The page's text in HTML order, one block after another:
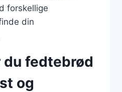
forskellige
din
du fedtebrød
og